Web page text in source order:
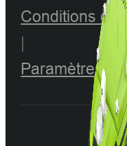
Conditions
|
Paramètres